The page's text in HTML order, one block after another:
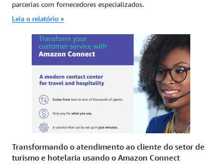
parcerias com fornecedores especializados.
Leia o relatório »
Transformando o atendimento ao cliente do setor de
turismo e hotelaria usando o Amazon Connect